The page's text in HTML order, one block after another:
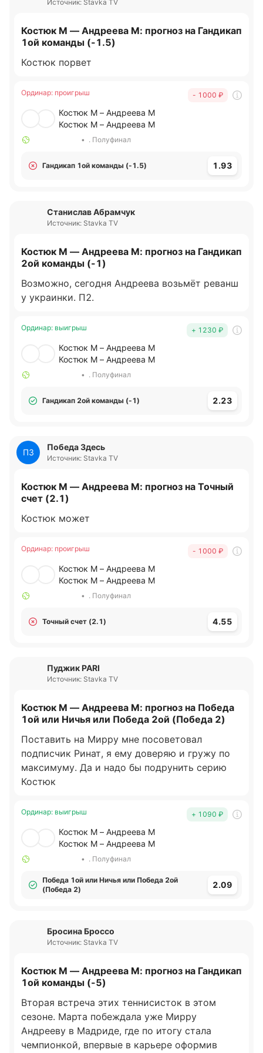
Источник: Stavka TV
Костюк М — Андреева М: прогноз на Гандикап
1ой команды (-1.5)
Костюк порвет
Ординар: проигрыш - 1000 ₽
Костюк М – Андреева М
Костюк М – Андреева М
• . Полуфинал
Гандикап 1ой команды (-1.5) 1.93
Станислав Абрамчук
Источник: Stavka TV
Костюк М — Андреева М: прогноз на Гандикап
2ой команды (-1)
Возможно, сегодня Андреева возьмёт реванш
у украинки. П2.
Ординар: выигрыш + 1230 ₽
Костюк М – Андреева М
Костюк М – Андреева М
• . Полуфинал
Гандикап 2ой команды (-1) 2.23
ПЗ
Победа Здесь
Источник: Stavka TV
Костюк М — Андреева М: прогноз на Точный
счет (2.1)
Костюк может
Ординар: проигрыш - 1000 ₽
Костюк М – Андреева М
Костюк М – Андреева М
• . Полуфинал
Точный счет (2.1) 4.55
Пуджик PARI
Источник: Stavka TV
Костюк М — Андреева М: прогноз на Победа
1ой или Ничья или Победа 2ой (Победа 2)
Поставить на Мирру мне посоветовал
подписчик Ринат, я ему доверяю и гружу по
максимуму. Да и надо бы подрунить серию
Костюк
Ординар: выигрыш + 1090 ₽
Костюк М – Андреева М
Костюк М – Андреева М
• . Полуфинал
Победа 1ой или Ничья или Победа 2ой
(Победа 2)
2.09
Бросина Броссо
Источник: Stavka TV
Костюк М — Андреева М: прогноз на Гандикап
1ой команды (-5)
Вторая встреча этих теннисисток в этом
сезоне. Марта побеждала уже Мирру
Андрееву в Мадриде, где по итогу стала
чемпионкой, впервые в карьере оформив